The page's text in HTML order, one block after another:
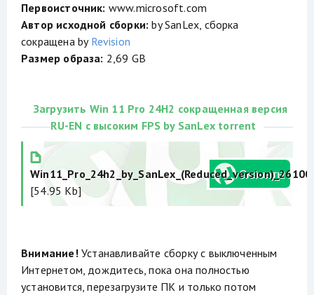
Первоисточник: www.microsoft.com
Автор исходной сборки: by SanLex, сборка
сокращена by Revision
Размер образа: 2,69 GB
Загрузить Win 11 Pro 24H2 сокращенная версия
RU-EN с высоким FPS by SanLex torrent
[54.95 Kb]
Внимание!Устанавливайте сборку с выключенным
Интернетом, дождитесь, пока она полностью
установится, перезагрузите ПК и только потом